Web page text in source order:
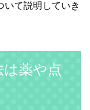
いて説明していき
は薬や点